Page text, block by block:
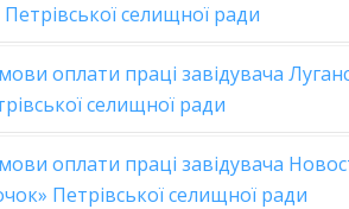
селищної ради
оплати праці завідувача
селищної ради
оплати праці завідувача
Петрівської селищної ради